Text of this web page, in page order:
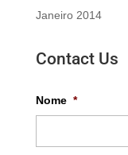
Janeiro 2014
Contact Us
Nome *